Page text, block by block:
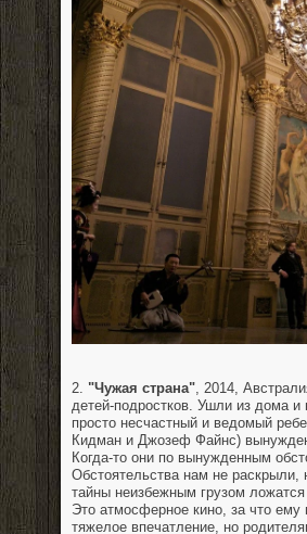
2. "Чужая страна", 2014,
детей-подростков. Ушли из дома
просто несчастный и ведомый
Кидман и Джозеф Файнс)
Когда-то они по вынужденным
Обстоятельства нам не
тайны неизбежным грузом
Это атмосферное кино, за что
тяжелое впечатление, но